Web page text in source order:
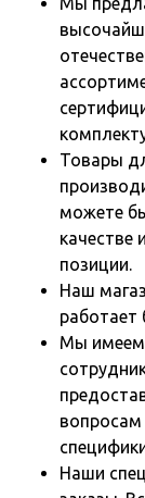
Товары
можете
качестве
позиции.
Наш
работает
Мы имеем
вопросам
Наши